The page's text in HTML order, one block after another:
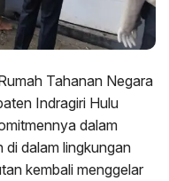
Tahanan Negara
Indragiri Hulu
dalam
di dalam lingkungan
kembali menggelar